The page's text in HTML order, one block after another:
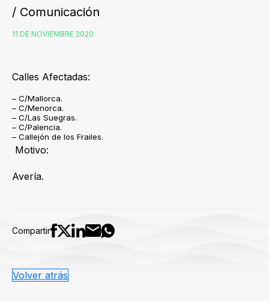
/ Comunicación
11 DE NOVIEMBRE 2020
Calles Afectadas:
– C/Mallorca.
– C/Menorca.
– C/Las Suegras.
– C/Palencia.
– Callejón de los Frailes.
Motivo:
Avería.
Compartir
Volver atrás